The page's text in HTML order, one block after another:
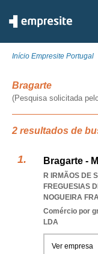
Início Empresite Portugal
Bragarte
(Pesquisa solicitada
2 resultados de
Bragarte -
R IRMÃOS DE
FREGUESIAS
NOGUEIRA
Comércio por
LDA
Ver empresa